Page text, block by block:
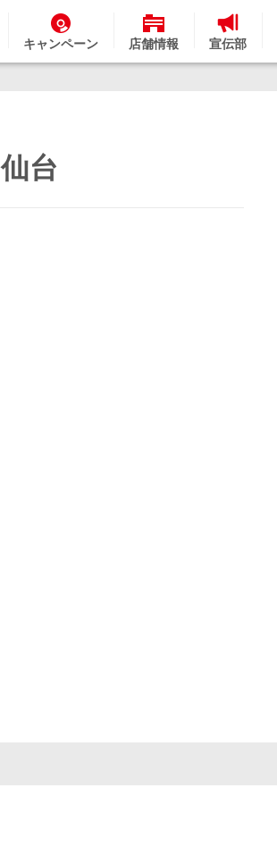
キャンペーン 店舗情報 宣伝部
台